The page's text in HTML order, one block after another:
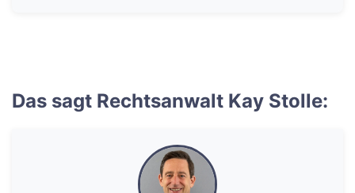
Das sagt Rechtsanwalt Kay Stolle: